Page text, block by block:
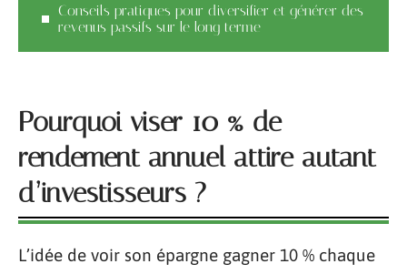
Conseils pratiques pour diversifier et générer des
revenus passifs sur le long terme
Pourquoi viser 10 % de
rendement annuel attire autant
d’investisseurs ?
L’idée de voir son épargne gagner 10 % chaque